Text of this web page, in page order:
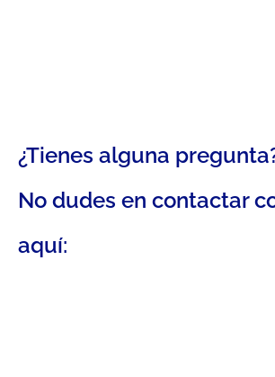
¿Tienes alguna
No dudes en contactar
aquí: